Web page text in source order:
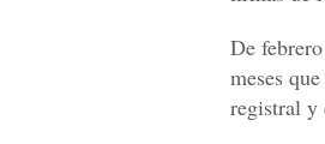
De
meses
registral y